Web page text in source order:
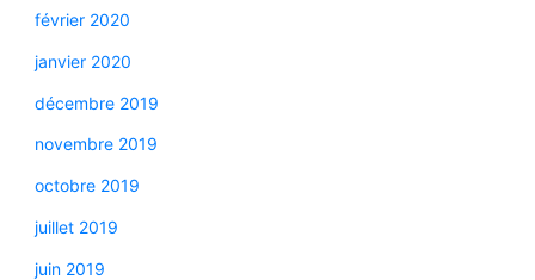
février 2020
janvier 2020
décembre 2019
novembre 2019
octobre 2019
juillet 2019
juin 2019